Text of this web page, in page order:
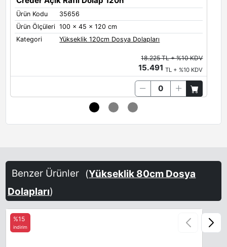
Antrasit Limestone
Oxide Brown Red Salmon Orange
Terra Brown Sand-Yellow Steel Blue
Emerald
Ürün Kodu
35656
Ürün Ölçüleri 100 x 45 x 120 cm
Kategori
Yükseklik 120cm Dosya Dolapları
18.225 TL + %10 KDV
15.491TL + %10 KDV
Benzer Ürünler (Yükseklik 80cm Dosya
Dolapları)
%15
indirim